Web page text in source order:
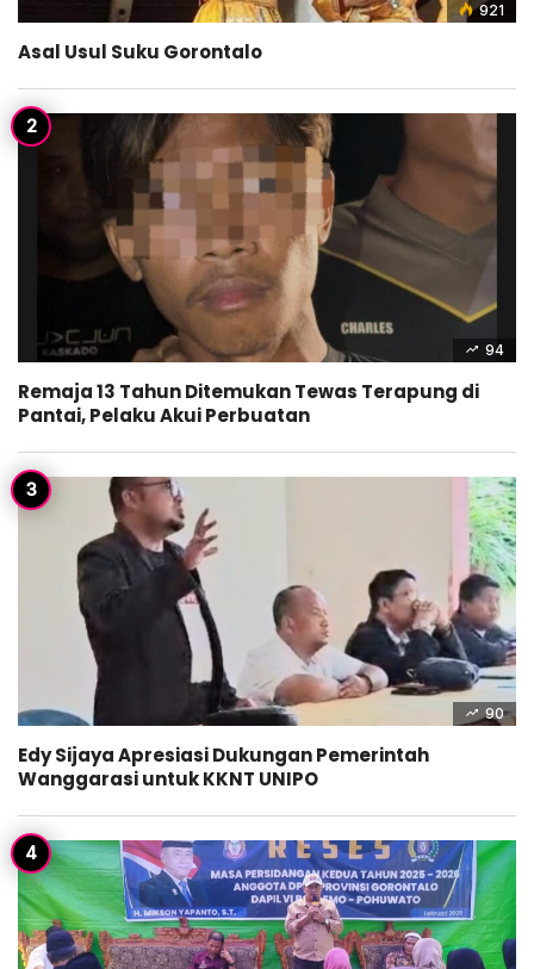
921
Asal Usul Suku Gorontalo
94
Remaja 13 Tahun Ditemukan Tewas Terapung di
Pantai, Pelaku Akui Perbuatan
90
Edy Sijaya Apresiasi Dukungan Pemerintah
Wanggarasi untuk KKNT UNIPO